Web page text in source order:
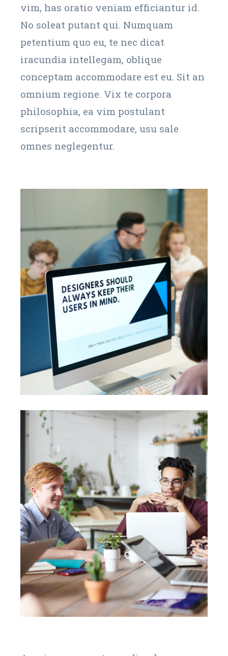
vim, has oratio veniam efficiantur id.
No soleat putant qui. Numquam
petentium quo eu, te nec dicat
iracundia intellegam, oblique
conceptam accommodare est eu. Sit an
omnium regione. Vix te corpora
philosophia, ea vim postulant
scripserit accommodare, usu sale
omnes neglegentur.